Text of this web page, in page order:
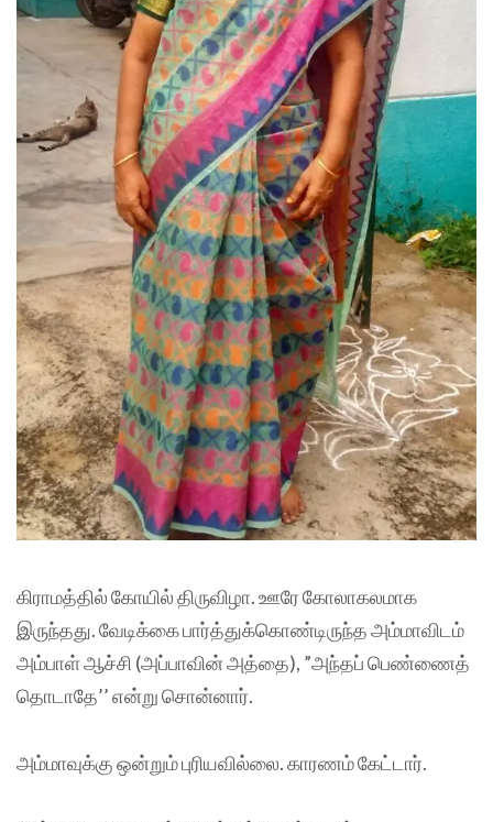
கிராமத்தில் கோயில் திருவிழா. ஊரே கோலாகலமாக
இருந்தது. வேடிக்கை பார்த்துக்கொண்டிருந்த அம்மாவிடம்
அம்பாள் ஆச்சி (அப்பாவின் அத்தை), ”அந்தப் பெண்ணைத்
தொடாதே’’ என்று சொன்னார்.
அம்மாவுக்கு ஒன்றும் புரியவில்லை. காரணம் கேட்டார்.